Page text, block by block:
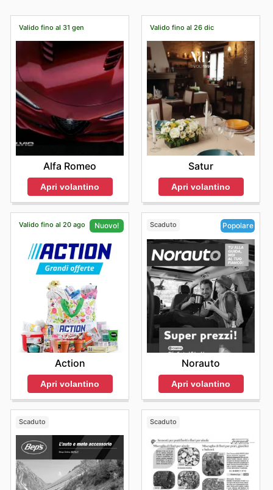
risparmio in negozio.
Valido fino al 31 gen
Alfa Romeo
Apri volantino
Valido fino al 26 dic
Satur
Apri volantino
Valido fino al 20 ago Nuovo!
Action
Apri volantino
Scaduto Popolare
Norauto
Apri volantino
Scaduto Scaduto